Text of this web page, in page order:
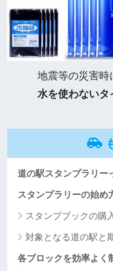
地震等の災害時
水を使わないタ
道の駅スタンプラリー
スタンプラリーの始め
スタンプブックの購
対象となる道の駅と
各ブロックを効率よく